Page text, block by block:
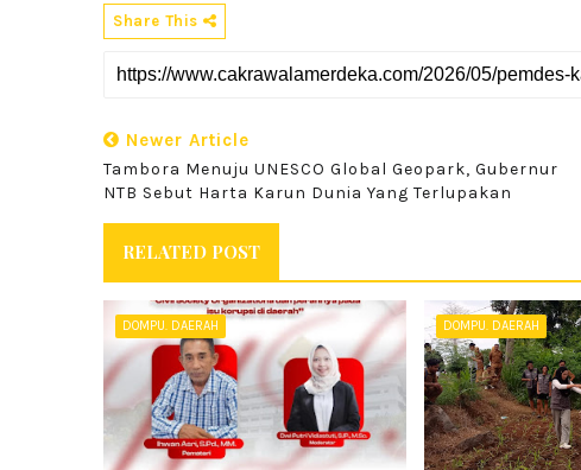
Share This
Newer Article
Tambora Menuju UNESCO Global Geopark, Gubernur
NTB Sebut Harta Karun Dunia Yang Terlupakan
RELATED POST
DOMPU. DAERAH DOMPU. DAERAH